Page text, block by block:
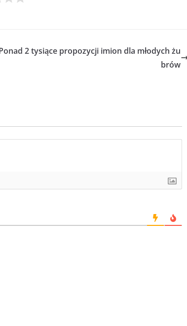
2 tysiące propozycji imion dla młodych żu
brów